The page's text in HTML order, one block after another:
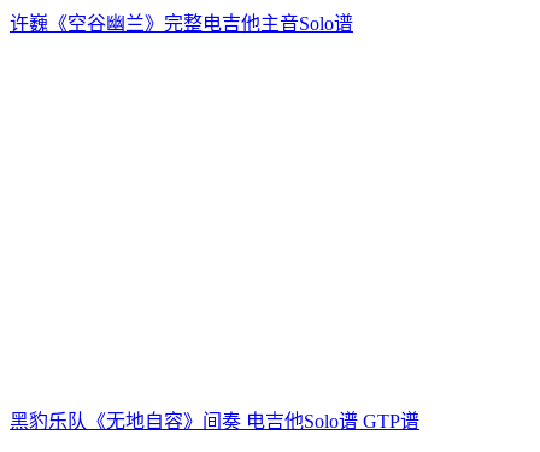
许巍《空谷幽兰》完整电吉他主音Solo谱
黑豹乐队《无地自容》间奏 电吉他Solo谱 GTP谱